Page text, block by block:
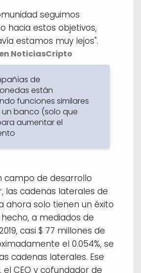
seguimos
hacia estos objetivos,
estamos muy lejos".
NoticiasCripto
de
están
funciones similares
un banco (solo que
aumentar el
campo de desarrollo
las cadenas laterales de
ahora solo tienen un éxito
a mediados de
casi $ 77 millones de
el 0.054%, se
cadenas laterales. Ese
el CEO y cofundador de